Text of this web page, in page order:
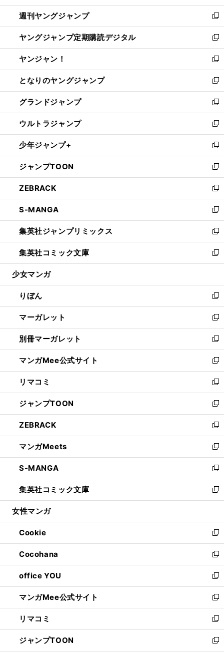
開
く
ウ
で
開
く
ン
ド
ウ
で
開
く
ウ
ィ
ン
ド
ウ
で
開
く
週刊ヤングジャンプ
新
し
い
ウ
ィ
ン
ド
ウ
で
開
く
ヤングジャンプ定期購読デジタル
新
し
い
ウ
ィ
ン
ド
ウ
で
開
く
ヤンジャン！
新
し
い
ウ
ィ
ン
ド
ウ
で
開
く
となりのヤングジャンプ
新
し
い
ウ
ィ
ン
ド
ウ
で
開
く
グランドジャンプ
新
し
い
ウ
ィ
ン
ド
ウ
で
開
く
ウルトラジャンプ
新
し
い
ウ
ィ
ン
ド
ウ
で
開
く
少年ジャンプ+
新
し
い
ウ
ィ
ン
ド
ウ
で
開
く
ジャンプTOON
新
し
い
ウ
ィ
ン
ド
ウ
で
開
ZEBRACK
新
し
い
ウ
ィ
ン
ド
ウ
開
く
S-MANGA
新
し
い
ウ
ィ
ン
ウ
で
開
く
集英社ジャンプリミックス
新
し
い
ウ
ン
ド
ウ
で
開
く
集英社コミック文庫
新
し
ウ
ィ
ン
ド
ウ
で
開
く
少女マンガ
りぼん
新
し
い
ウ
ィ
ン
ド
ウ
で
開
く
マーガレット
新
し
い
ウ
ィ
ン
ド
ウ
で
開
く
別冊マーガレット
新
し
い
ウ
ィ
ン
ド
ウ
で
開
く
マンガMee公式サイト
新
し
い
ウ
ィ
ン
ド
ウ
で
開
く
リマコミ
新
し
い
ウ
ィ
ン
ド
ウ
で
開
く
ジャンプTOON
新
し
い
ウ
ィ
ン
ド
ウ
で
開
ZEBRACK
新
し
い
ウ
ィ
ン
ド
ウ
開
く
マンガMeets
新
し
い
ウ
ィ
ン
ウ
で
開
く
S-MANGA
新
し
い
ウ
ン
ド
ウ
で
開
く
集英社コミック文庫
新
し
ウ
ィ
ン
ド
ウ
で
開
く
女性マンガ
Cookie
新
し
い
ウ
ィ
ン
ド
ウ
で
開
く
Cocohana
新
し
い
ウ
ィ
ン
ド
ウ
で
開
office YOU
新
し
い
ウ
ィ
ン
ド
ウ
マンガMee公式サイト
新
し
い
ウ
ィ
ン
リマコミ
新
し
い
ウ
ジャンプTOON
新
し